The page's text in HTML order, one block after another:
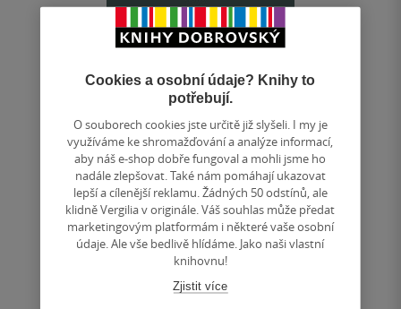
Povinnost snu
Vilímek Jan
0.0
z
5
hvězdiček
měkká vazba
Nová, v pořadí druhá sbírka autora. Vzhledem k
předchozí sbírce tvoří určité novum úsilí o znovu-
zapojení opomíjeného jazyku náboženství....
Cookies a osobní údaje? Knihy to
potřebují.
O souborech cookies jste určitě již slyšeli. I my je
využíváme ke shromažďování a analýze informací,
aby náš e-shop dobře fungoval a mohli jsme ho
nadále zlepšovat. Také nám pomáhají ukazovat
lepší a cílenější reklamu. Žádných 50 odstínů, ale
klidně Vergilia v originále. Váš souhlas může předat
marketingovým platformám i některé vaše osobní
údaje. Ale vše bedlivě hlídáme. Jako naši vlastní
knihovnu!
Zjistit více